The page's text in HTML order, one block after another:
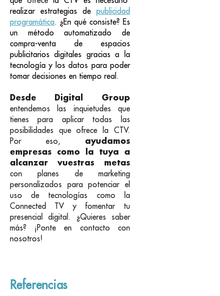
realizar estrategias de publicidad
programática. ¿En qué consiste? Es
un método automatizado de
compra-venta de espacios
publicitarios digitales gracias a la
tecnología y los datos para poder
tomar decisiones en tiempo real.
Desde Digital Group
entendemos las inquietudes que
tienes para aplicar todas las
posibilidades que ofrece la CTV.
Por eso, ayudamos
empresas como la tuya a
alcanzar vuestras metas
con planes de marketing
personalizados para potenciar el
uso de tecnologías como la
Connected TV y fomentar tu
presencial digital. ¿Quieres saber
más? ¡Ponte en contacto con
nosotros!
Referencias